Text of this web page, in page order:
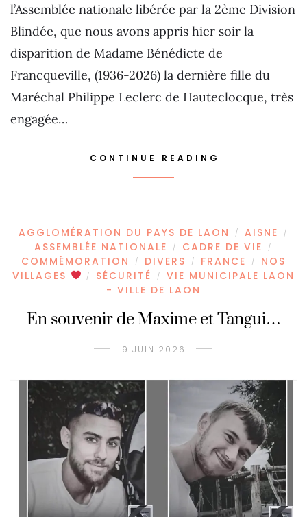
l’Assemblée nationale libérée par la 2ème Division
Blindée, que nous avons appris hier soir la
disparition de Madame Bénédicte de
Francqueville, (1936-2026) la dernière fille du
Maréchal Philippe Leclerc de Hauteclocque, très
engagée…
CONTINUE READING
AGGLOMÉRATION DU PAYS DE LAON / AISNE /
ASSEMBLÉE NATIONALE / CADRE DE VIE /
COMMÉMORATION / DIVERS / FRANCE /
NOS
VILLAGES
/ SÉCURITÉ /
VIE MUNICIPALE LAON
- VILLE DE LAON
En souvenir de Maxime et Tangui…
9 JUIN 2026